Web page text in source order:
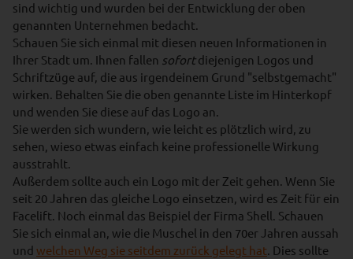
sind wichtig und wurden bei der Entwicklung der oben
genannten Unternehmen bedacht.
Schauen Sie sich einmal mit diesen neuen Informationen in
Ihrer Stadt um. Ihnen fallen sofortdiejenigen Logos und
Schriftzüge auf, die aus irgendeinem Grund "selbstgemacht"
wirken. Behalten Sie die oben genannte Liste im Hinterkopf
und wenden Sie diese auf das Logo an.
Sie werden sich wundern, wie leicht es plötzlich wird, zu
sehen, wieso etwas einfach keine professionelle Wirkung
ausstrahlt.
Außerdem sollte auch ein Logo mit der Zeit gehen. Wenn Sie
seit 20 Jahren das gleiche Logo einsetzen, wird es Zeit für ein
Facelift. Noch einmal das Beispiel der Firma Shell. Schauen
Sie sich einmal an, wie die Muschel in den 70er Jahren aussah
und welchen Weg sie seitdem zurück gelegt hat. Dies sollte